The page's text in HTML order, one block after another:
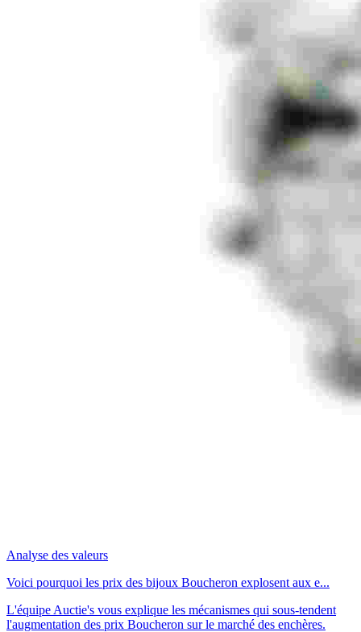
Analyse des valeurs
Voici pourquoi les prix des bijoux Boucheron explosent aux e...
L'équipe Auctie's vous explique les mécanismes qui sous-tendent
l'augmentation des prix Boucheron sur le marché des enchères.